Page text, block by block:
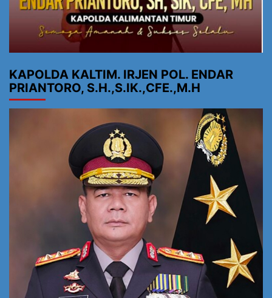
KAPOLDA KALTIM. IRJEN POL. ENDAR
PRIANTORO, S.H.,S.IK.,CFE.,M.H